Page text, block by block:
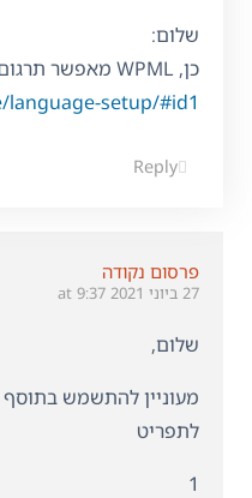
שלום:
כן, WPML מאפשר תרגום לכל שפה.
Reply
פרסום נקודה
27 ביוני 2021 at 9:37
שלום,
מעוניין להתשמש
לתפריט
1